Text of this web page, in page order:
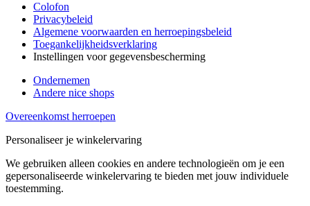
Colofon
Privacybeleid
Algemene voorwaarden en herroepingsbeleid
Toegankelijkheidsverklaring
Instellingen voor gegevensbescherming
Ondernemen
Andere nice shops
Overeenkomst herroepen
Personaliseer je winkelervaring
We gebruiken alleen cookies en andere technologieën om je een
gepersonaliseerde winkelervaring te bieden met jouw individuele
toestemming.